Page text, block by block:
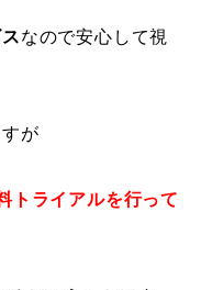
なので安心して視
が
トライアルを行って